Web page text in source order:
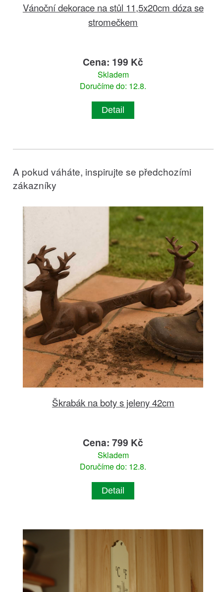
Vánoční dekorace na stůl 11,5x20cm dóza se
stromečkem
Cena: 199 Kč
Skladem
Doručíme do: 12.8.
Detail
A pokud váháte, inspirujte se předchozími
zákazníky
Škrabák na boty s jeleny 42cm
Cena: 799 Kč
Skladem
Doručíme do: 12.8.
Detail